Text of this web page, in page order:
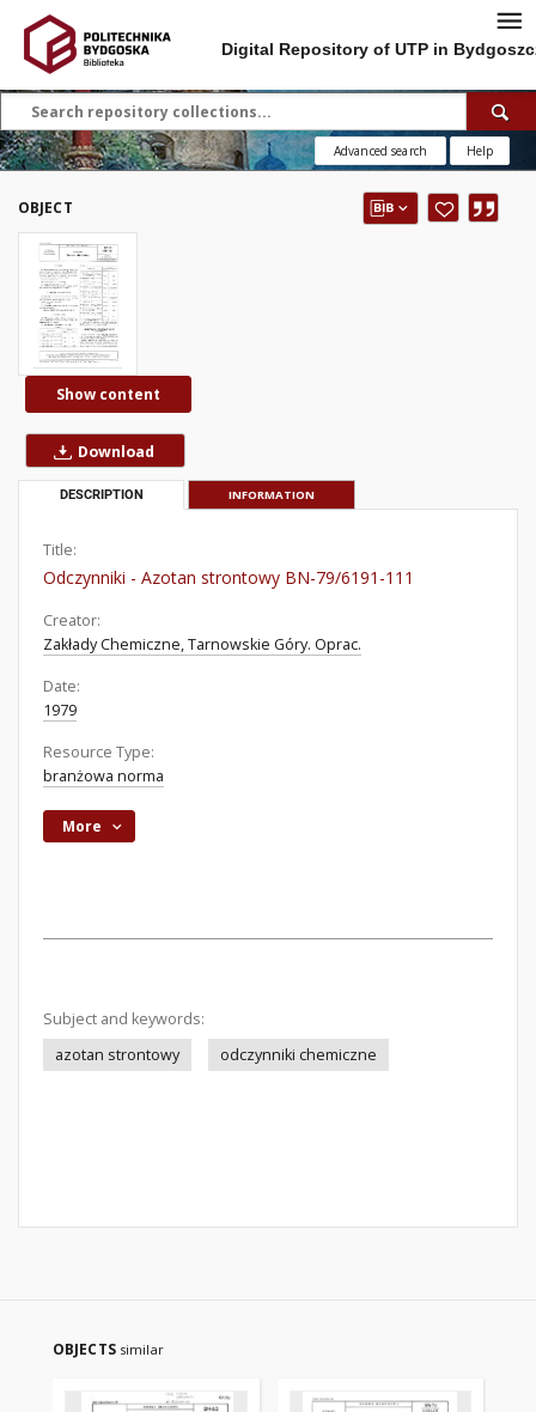
Digital Repository of UTP in
Advanced search Help
OBJECT
Show content
Download
DESCRIPTION INFORMATION
Title:
Odczynniki - Azotan strontowy BN-79/6191-111
Creator:
Zakłady Chemiczne, Tarnowskie Góry. Oprac.
Date:
1979
Resource Type:
branżowa norma
More
Subject and keywords:
azotan strontowy
odczynniki chemiczne
OBJECTS similar